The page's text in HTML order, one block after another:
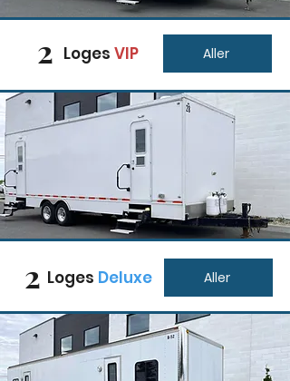
Loges VIP
2 Aller
Loges Deluxe
2 Aller